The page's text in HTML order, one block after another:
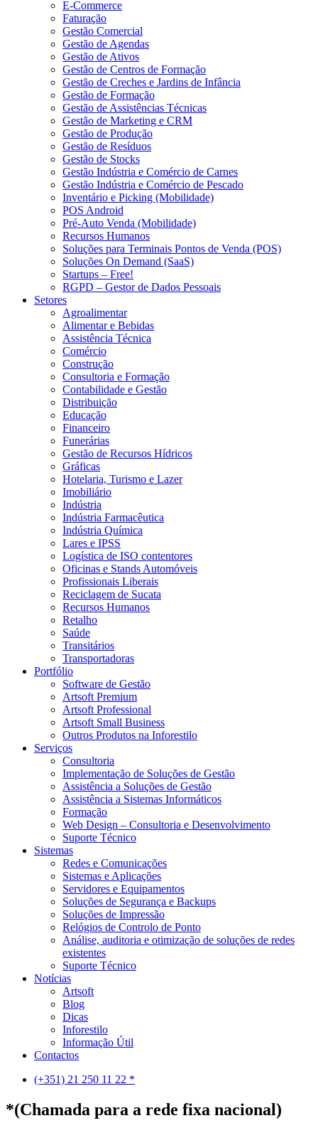
E-Commerce
Faturação
Gestão Comercial
Gestão de Agendas
Gestão de Ativos
Gestão de Centros de Formação
Gestão de Creches e Jardins de Infância
Gestão de Formação
Gestão de Assistências Técnicas
Gestão de Marketing e CRM
Gestão de Produção
Gestão de Resíduos
Gestão de Stocks
Gestão Indústria e Comércio de Carnes
Gestão Indústria e Comércio de Pescado
Inventário e Picking (Mobilidade)
POS Android
Pré-Auto Venda (Mobilidade)
Recursos Humanos
Soluções para Terminais Pontos de Venda (POS)
Soluções On Demand (SaaS)
Startups – Free!
RGPD – Gestor de Dados Pessoais
Setores
Agroalimentar
Alimentar e Bebidas
Assistência Técnica
Comércio
Construção
Consultoria e Formação
Contabilidade e Gestão
Distribuição
Educação
Financeiro
Funerárias
Gestão de Recursos Hídricos
Gráficas
Hotelaria, Turismo e Lazer
Imobiliário
Indústria
Indústria Farmacêutica
Indústria Química
Lares e IPSS
Logística de ISO contentores
Oficinas e Stands Automóveis
Profissionais Liberais
Reciclagem de Sucata
Recursos Humanos
Retalho
Saúde
Transitários
Transportadoras
Portfólio
Software de Gestão
Artsoft Premium
Artsoft Professional
Artsoft Small Business
Outros Produtos na Inforestilo
Serviços
Consultoria
Implementação de Soluções de Gestão
Assistência a Soluções de Gestão
Assistência a Sistemas Informáticos
Formação
Web Design – Consultoria e Desenvolvimento
Suporte Técnico
Sistemas
Redes e Comunicações
Sistemas e Aplicações
Servidores e Equipamentos
Soluções de Segurança e Backups
Soluções de Impressão
Relógios de Controlo de Ponto
Análise, auditoria e otimização de soluções de redes
existentes
Suporte Técnico
Notícias
Artsoft
Blog
Dicas
Inforestilo
Informação Útil
Contactos
(+351) 21 250 11 22 *
*(Chamada para a rede fixa nacional)